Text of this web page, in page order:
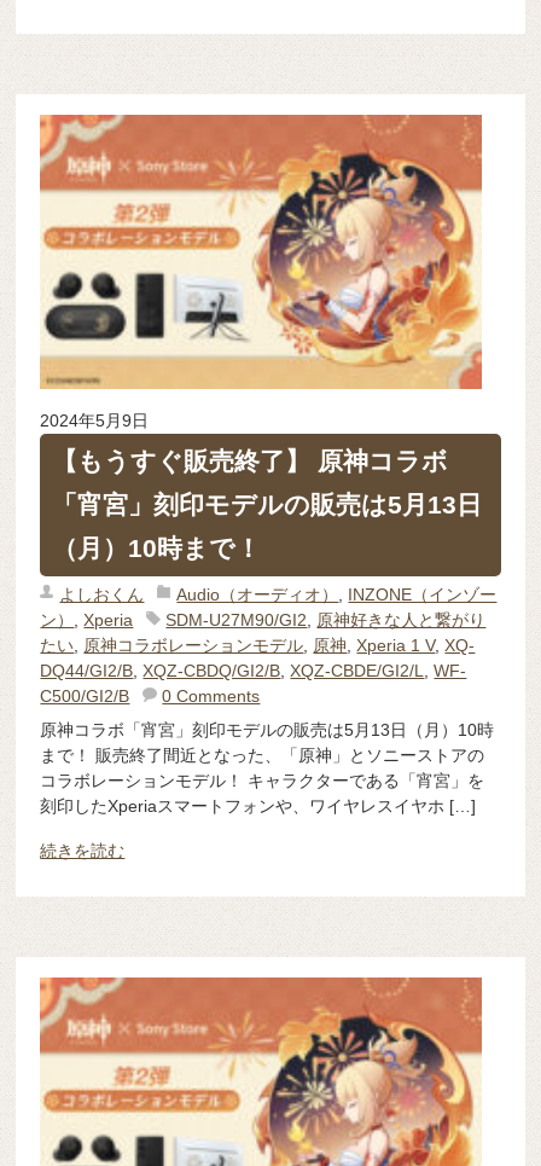
2024年5月9日
【もうすぐ販売終了】 原神コラボ
「宵宮」刻印モデルの販売は5月13日
（月）10時まで！
よしおくん Audio（オーディオ）
INZONE（インゾー
ン）
,Xperia SDM-U27M90/GI2
原神好きな人と繋がり
たい
原神コラボレーションモデル 原神 ,Xperia 1 V,XQ-
DQ44/GI2/B ,XQZ-CBDQ/GI2/B ,XQZ-CBDE/GI2/L ,WF-
C500/GI2/B
0 Comments
原神コラボ「宵宮」刻印モデルの販売は5月13日（月）10時
まで！ 販売終了間近となった、「原神」とソニーストアの
コラボレーションモデル！ キャラクターである「宵宮」を
刻印したXperiaスマートフォンや、ワイヤレスイヤホ […]
続きを読む